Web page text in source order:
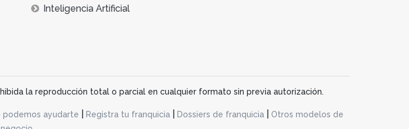
Inteligencia Artificial
la reproducción total o parcial en cualquier formato sin previa autorización.
podemos ayudarte Registra tu franquicia| Dossiers de franquicia|
Otros modelos de